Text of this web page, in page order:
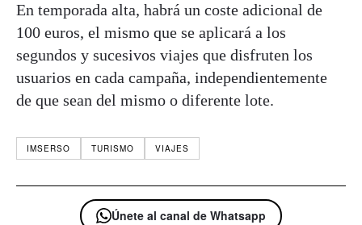
En temporada alta, habrá un coste adicional de
100 euros, el mismo que se aplicará a los
segundos y sucesivos viajes que disfruten los
usuarios en cada campaña, independientemente
de que sean del mismo o diferente lote.
IMSERSO TURISMO VIAJES
Únete al canal de Whatsapp